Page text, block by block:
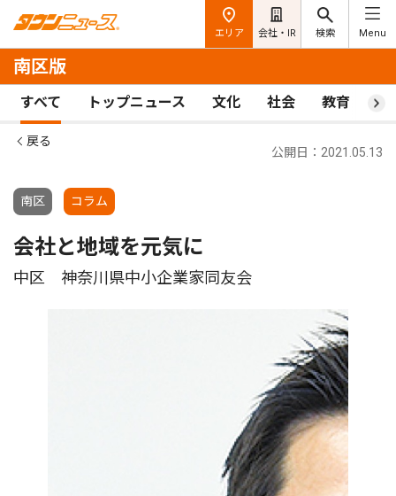
エリア 会社・IR 検索 Menu
南区版
すべて トップニュース 文化 社会 教育 ス
戻る
南区 コラム
公開日：2021.05.13
会社と地域を元気に
中区 神奈川県中小企業家同友会